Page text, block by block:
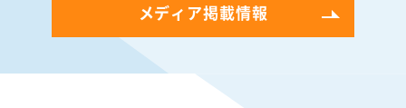
メディア掲載情報